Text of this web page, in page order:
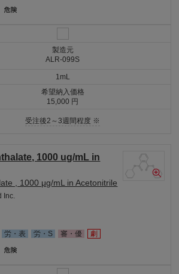
製造元
ALR-099S
1mL
希望納入価格
15,000 円
受注後2～3週間程度 ※
1000 ug/mL in
, 1000 μg/mL in Acetonitrile
Inc.
労・表 労・S 審・優
劇